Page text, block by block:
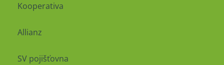
Kooperativa
Allianz
SV pojišťovna